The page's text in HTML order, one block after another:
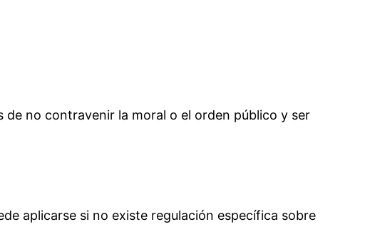
de no contravenir la moral o el orden público y ser
aplicarse si no existe regulación específica sobre